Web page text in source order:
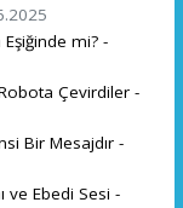
Eşiğinde mi? -
Çevirdiler -
Bir Mesajdır -
ve Ebedi Sesi -